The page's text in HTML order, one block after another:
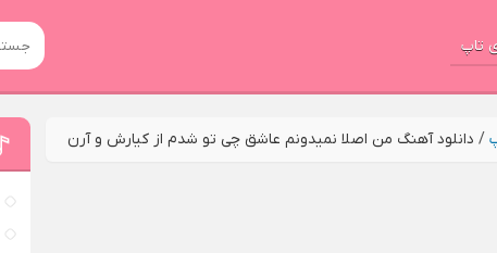
تاپ
/ دانلود آهنگ من اصلا نمیدونم عاشق چی تو شدم از کیارش و آرن